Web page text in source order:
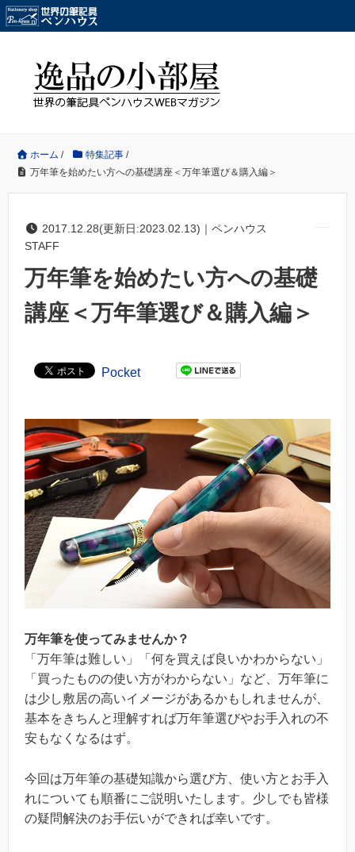
ホーム / 特集記事 /
万年筆を始めたい方への基礎講座＜万年筆選び＆購入編＞
2017.12.28(更新日:2023.02.13)｜ペンハウス
STAFF
万年筆を始めたい方への基礎
講座＜万年筆選び＆購入編＞
Pocket
万年筆を使ってみませんか？
「万年筆は難しい」「何を買えば良いかわからない」
「買ったものの使い方がわからない」など、万年筆に
は少し敷居の高いイメージがあるかもしれませんが、
基本をきちんと理解すれば万年筆選びやお手入れの不
安もなくなるはず。
今回は万年筆の基礎知識から選び方、使い方とお手入
れについても順番にご説明いたします。少しでも皆様
の疑問解決のお手伝いができれば幸いです。